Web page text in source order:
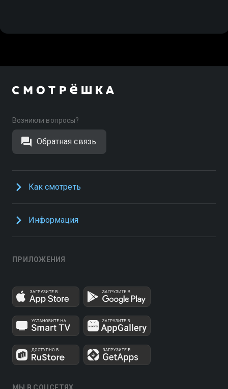
Возникли вопросы?
Обратная связь
Как смотреть
Информация
ПРИЛОЖЕНИЯ